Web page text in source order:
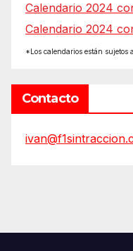
Calendario 2024
Calendario 2024
*Los calendarios están sujetos
Contacto